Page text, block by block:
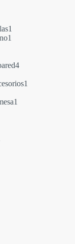
1
1
44
1
1